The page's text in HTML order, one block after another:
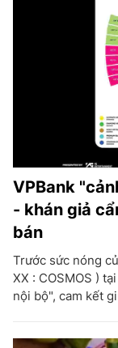
VPBank
- khán giả
bán
Trước sức nóng
XX : COSMOS )
nội bộ", cam kết